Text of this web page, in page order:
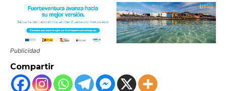
Publicidad
Compartir